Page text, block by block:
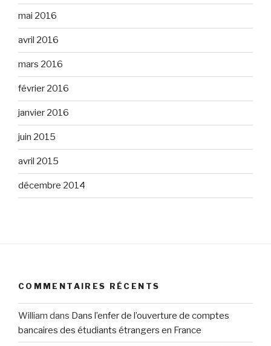
mai 2016
avril 2016
mars 2016
février 2016
janvier 2016
juin 2015
avril 2015
décembre 2014
COMMENTAIRES RÉCENTS
William dans Dans l’enfer de l’ouverture de comptes
bancaires des étudiants étrangers en France